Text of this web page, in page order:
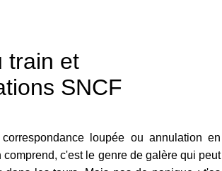
train et
SNCF
loupée ou annulation en
comprend, c'est le genre de galère qui peut